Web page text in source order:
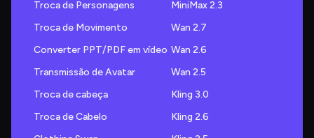
Troca de Personagens
Troca de Movimento
Converter PPT/PDF em vídeo
Transmissão de Avatar
Troca de cabeça
Troca de Cabelo
MiniMax 2.3
Wan 2.7
Wan 2.6
Wan 2.5
Kling 3.0
Kling 2.6